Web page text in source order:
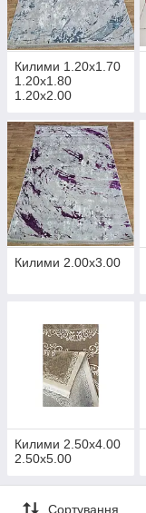
Килими 1.20х1.70
1.20х1.80
1.20х2.00
Килими 2.00х3.00
Килими 2.50х4.00
2.50х5.00
Сортування